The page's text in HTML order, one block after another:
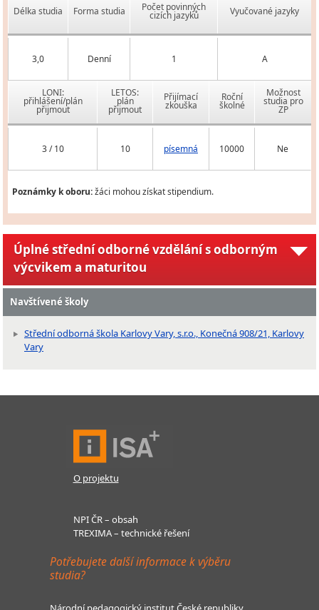
Délka studia Forma studia Počet povinných
cizích jazyků Vyučované jazyky
3,0 Denní 1 A
LONI:
přihlášení/plán
přijmout
LETOS:
plán
přijmout
Přijímací
zkouška
Roční
školné
Možnost
studia pro
ZP
3 / 10 10 písemná 10000 Ne
Poznámky k oboru:žáci mohou získat stipendium.
Úplné střední odborné vzdělání s odborným
výcvikem a maturitou
Navštívené školy
Střední odborná škola Karlovy Vary, s.r.o., Konečná 908/21, Karlovy
Vary
O projektu
NPI ČR – obsah
TREXIMA – technické řešení
Potřebujete další informace k výběru
studia?